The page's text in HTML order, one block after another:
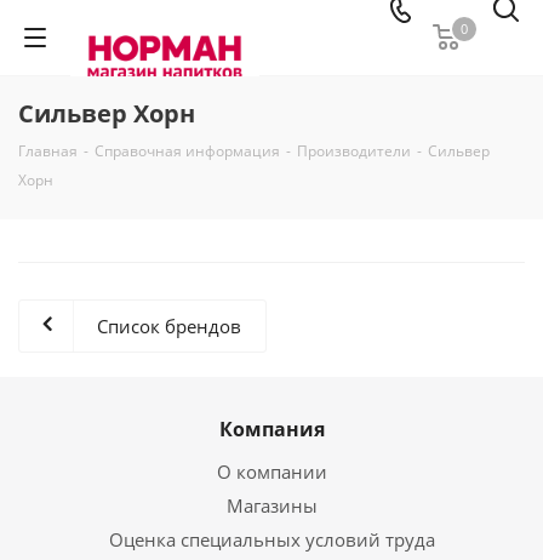
0
Сильвер Хорн
Главная - Справочная информация - Производители - Сильвер
Хорн
Список брендов
Компания
О компании
Магазины
Оценка специальных условий труда